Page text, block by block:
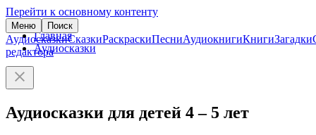
Перейти к основному контенту
Меню Поиск
АудиосказкиСказкиРаскраскиПесниАудиокнигиКнигиЗагадки
редактора
Главная
Аудиосказки
Аудиосказки для детей 4 – 5 лет